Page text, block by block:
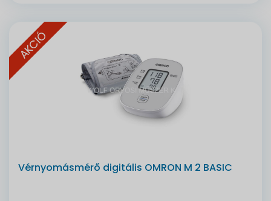
AKCIÓ
Vérnyomásmérő digitális OMRON M 2 BASIC